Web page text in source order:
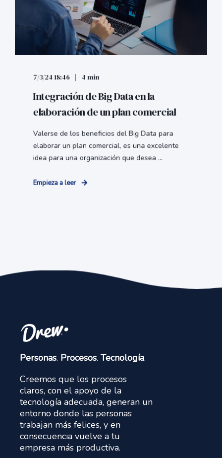
7/3/24 18:46 4 min
Integración de Big Data en la
elaboración de un plan comercial
Valerse de los beneficios del Big Data para
elaborar un plan comercial, es una excelente
idea para una organización que desea ...
Empieza a leer
Personas. Procesos. Tecnología.
Creemos que los procesos
claros, con el apoyo de la
tecnología adecuada, generan un
entorno donde las personas
trabajan más felices, y en
consecuencia vuelve a tu
empresa más productiva.